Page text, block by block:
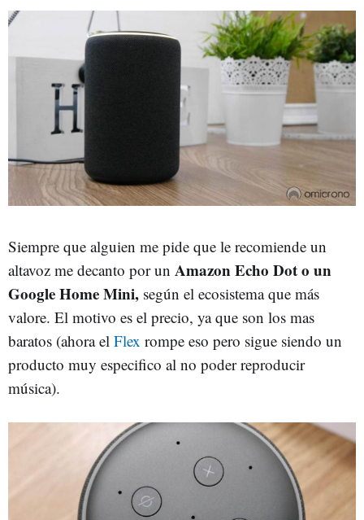
Siempre que alguien me pide que le recomiende un
altavoz me decanto por un Amazon Echo Dot o un
Google Home Mini, según el ecosistema que más
valore. El motivo es el precio, ya que son los mas
baratos (ahora el Flex rompe eso pero sigue siendo un
producto muy especifico al no poder reproducir
música).